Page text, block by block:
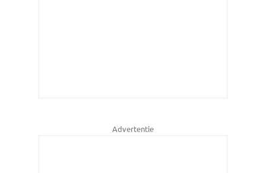
Advertentie